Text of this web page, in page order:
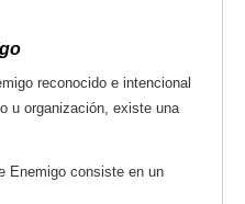
reconocido e intencional
u organización, existe una
Enemigo consiste en un